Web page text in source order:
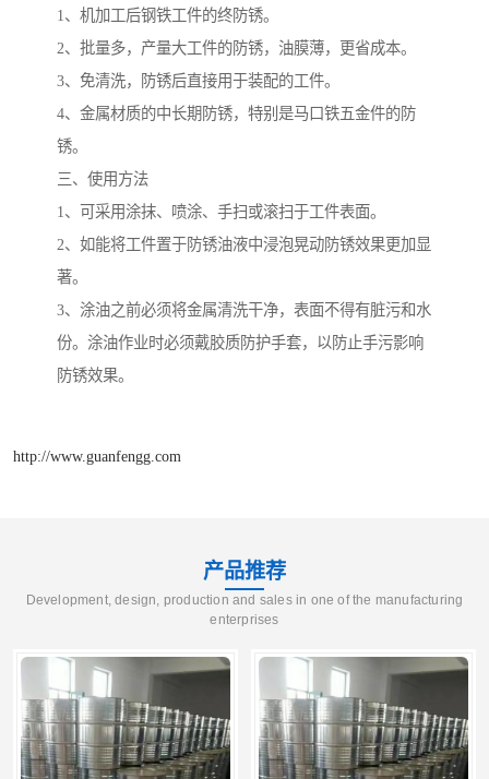
1、机加工后钢铁工件的终防锈。
2、批量多，产量大工件的防锈，油膜薄，更省成本。
3、免清洗，防锈后直接用于装配的工件。
4、金属材质的中长期防锈，特别是马口铁五金件的防
锈。
三、使用方法
1、可采用涂抹、喷涂、手扫或滚扫于工件表面。
2、如能将工件置于防锈油液中浸泡晃动防锈效果更加显
著。
3、涂油之前必须将金属清洗干净，表面不得有脏污和水
份。涂油作业时必须戴胶质防护手套，以防止手污影响
防锈效果。
http://www.guanfengg.com
产品推荐
Development, design, production and sales in one of the manufacturing
enterprises